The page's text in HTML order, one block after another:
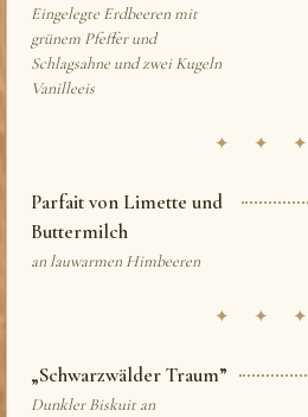
Eingelegte Erdbeeren mit
grünem Pfeffer und
Schlagsahne und zwei Kugeln
Vanilleeis
✦ ✦ ✦
Parfait von Limette und
Buttermilch
an lauwarmen Himbeeren
✦ ✦ ✦
„Schwarzwälder Traum”
Dunkler Biskuit an